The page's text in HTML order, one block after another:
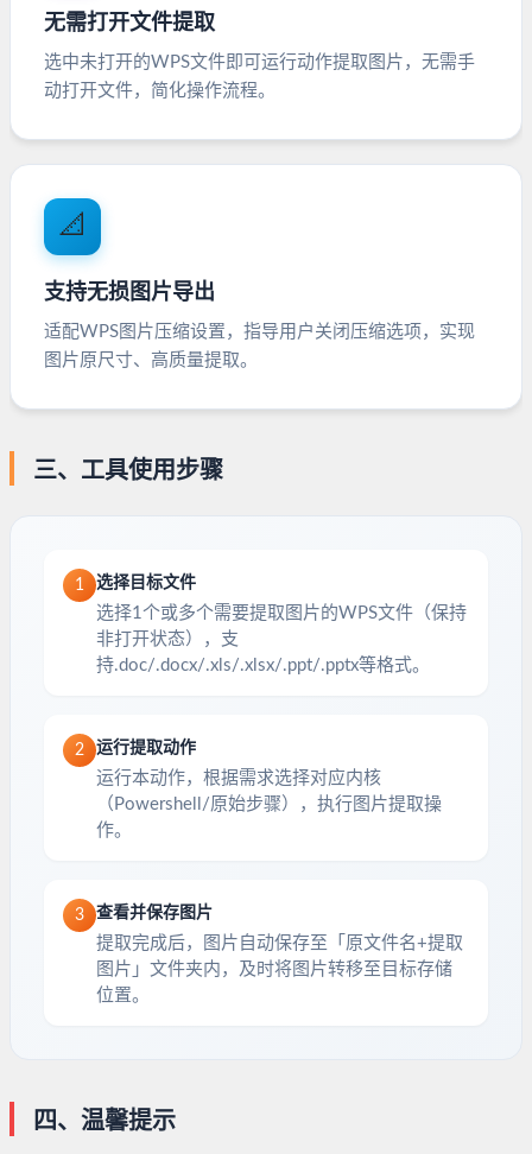
无需打开文件提取
选中未打开的WPS文件即可运行动作提取图片，无需手
动打开文件，简化操作流程。
📐
支持无损图片导出
适配WPS图片压缩设置，指导用户关闭压缩选项，实现
图片原尺寸、高质量提取。
三、工具使用步骤
1 选择目标文件
选择1个或多个需要提取图片的WPS文件（保持
非打开状态），支
持.doc/.docx/.xls/.xlsx/.ppt/.pptx等格式。
2 运行提取动作
运行本动作，根据需求选择对应内核
（Powershell/原始步骤），执行图片提取操
作。
3 查看并保存图片
提取完成后，图片自动保存至「原文件名+提取
图片」文件夹内，及时将图片转移至目标存储
位置。
四、温馨提示